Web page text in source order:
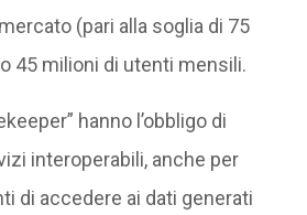
(pari alla soglia di 75
45 milioni di utenti mensili.
hanno l’obbligo di
interoperabili, anche per
di accedere ai dati generati